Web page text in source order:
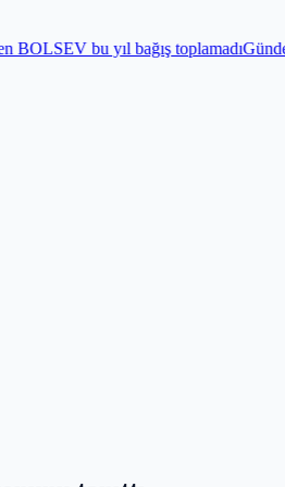
bağış toplamadıGündemBayram